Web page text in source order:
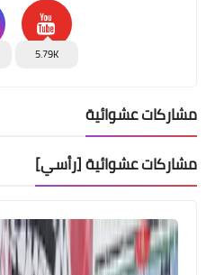
5.79K
مشاركات عشوائية
مشاركات عشوائية [رأسي]